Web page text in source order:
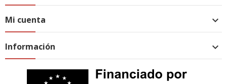
Mi cuenta 
Información 